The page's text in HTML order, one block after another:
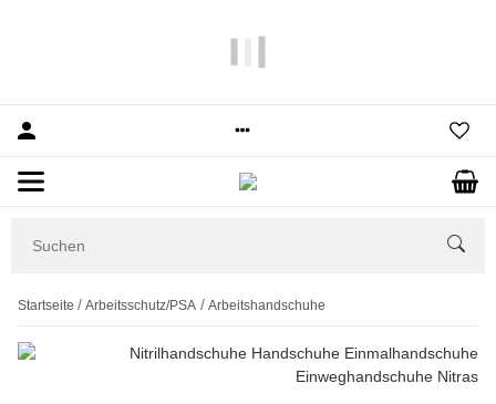
Startseite Arbeitsschutz/PSA Arbeitshandschuhe